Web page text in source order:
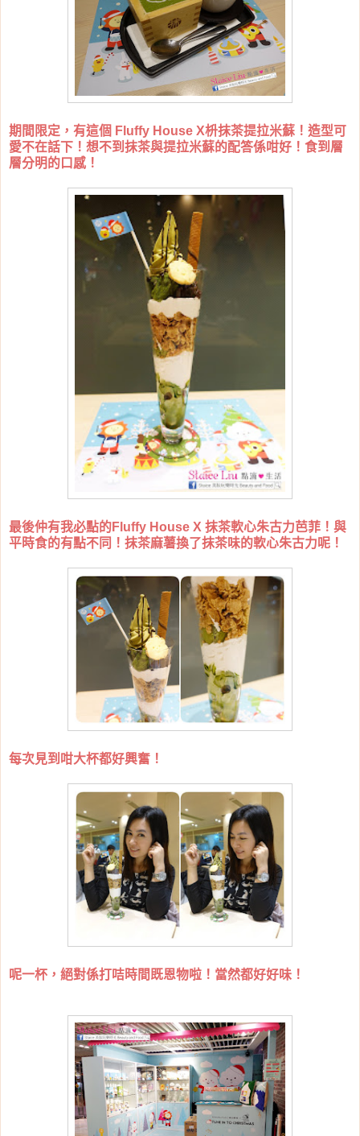
期間限定，有這個 Fluffy House X枡抹茶提拉米蘇！造型可
愛不在話下！想不到抹茶與提拉米蘇的配答係咁好！食到層
層分明的口感！
最後仲有我必點的Fluffy House X 抹茶軟心朱古力芭菲！與
平時食的有點不同！抹茶麻薯換了抹茶味的軟心朱古力呢！
每次見到咁大杯都好興奮！
呢一杯，絕對係打咭時間既恩物啦！當然都好好味！